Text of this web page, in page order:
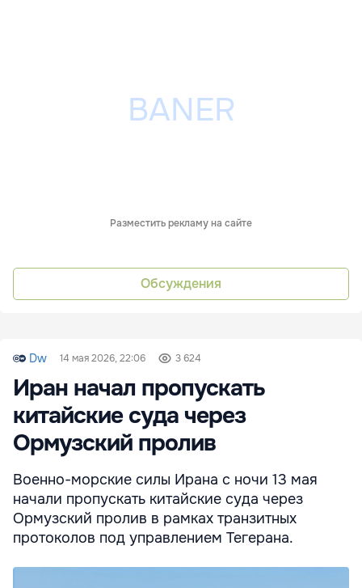
Разместить рекламу на сайте
Обсуждения
Dw 14 мая 2026, 22:06 3 624
Иран начал пропускать
китайские суда через
Ормузский пролив
Военно-морские силы Ирана с ночи 13 мая
начали пропускать китайские суда через
Ормузский пролив в рамках транзитных
протоколов под управлением Тегерана.